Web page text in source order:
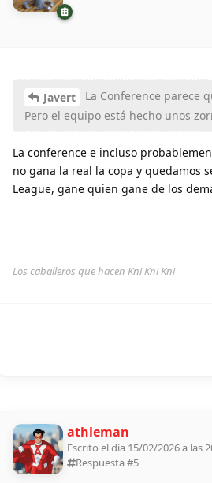
Javert
La Conference parece
Pero el equipo está hecho unos
La conference e incluso
no gana la real la copa y quedamos
League, gane quien gane de los
Los caballeros que hacen Kni Kni Kni
athleman
Escrito el día 15/02/2026 a las
Respuesta #5